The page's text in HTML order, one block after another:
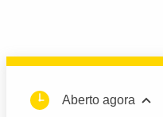
Aberto agora